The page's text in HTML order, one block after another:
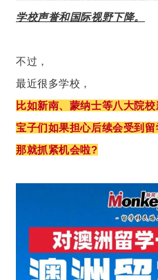
学校声誉和国际视野下降。
不过，
最近很多学校，
比如新南、蒙纳士等八大院
宝子们如果担心后续会受到留
那就抓紧机会啦?